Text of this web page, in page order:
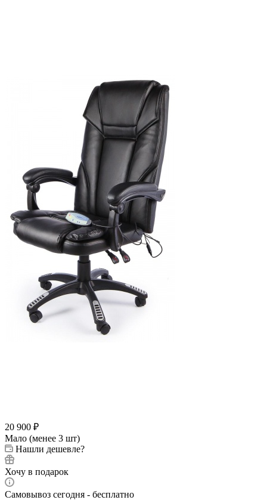
20 900 ₽
Мало (менее 3 шт)
Нашли дешевле?
Хочу в подарок
Самовывоз сегодня - бесплатно